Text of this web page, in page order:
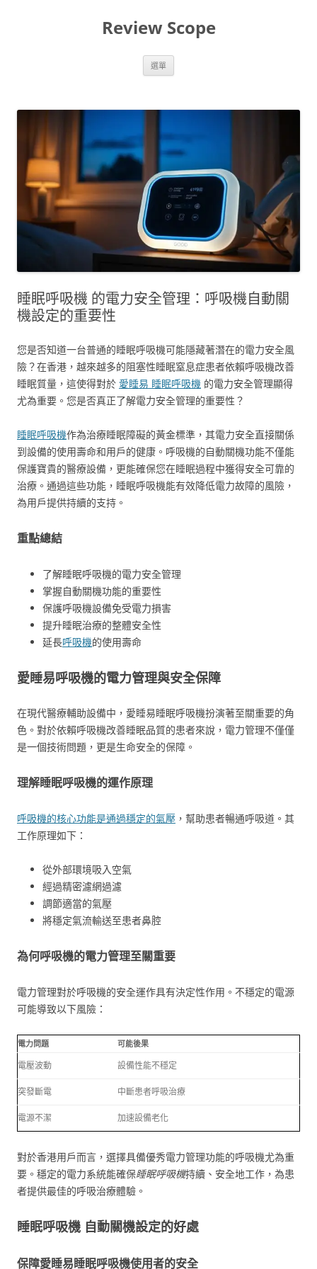
Review Scope
選單
睡眠呼吸機 的電力安全管理：呼吸機自動關
機設定的重要性
您是否知道一台普通的睡眠呼吸機可能隱藏著潛在的電力安全風
險？在香港，越來越多的阻塞性睡眠窒息症患者依賴呼吸機改善
睡眠質量，這使得對於 愛睡易 睡眠呼吸機 的電力安全管理顯得
尤為重要。您是否真正了解電力安全管理的重要性？
睡眠呼吸機作為治療睡眠障礙的黃金標準，其電力安全直接關係
到設備的使用壽命和用戶的健康。 呼吸機的自動關機功能不僅能
保護寶貴的醫療設備，更能確保您在睡眠過程中獲得安全可靠的
治療。通過這些功能，睡眠呼吸機能有效降低電力故障的風險，
為用戶提供持續的支持。
重點總結
了解睡眠呼吸機的電力安全管理
掌握自動關機功能的重要性
保護呼吸機設備免受電力損害
提升睡眠治療的整體安全性
延長呼吸機的使用壽命
愛睡易呼吸機的電力管理與安全保障
在現代醫療輔助設備中，愛睡易睡眠呼吸機扮演著至關重要的角
色。對於依賴呼吸機改善睡眠品質的患者來說，電力管理不僅僅
是一個技術問題，更是生命安全的保障。
理解睡眠呼吸機的運作原理
呼吸機的核心功能是通過穩定的氣壓 ，幫助患者暢通呼吸道。其
工作原理如下：
從外部環境吸入空氣
經過精密濾網過濾
調節適當的氣壓
將穩定氣流輸送至患者鼻腔
為何呼吸機的電力管理至關重要
電力管理對於呼吸機的安全運作具有決定性作用。不穩定的電源
可能導致以下風險：
電力問題 可能後果
電壓波動 設備性能不穩定
突發斷電 中斷患者呼吸治療
電源不潔 加速設備老化
對於香港用戶而言，選擇具備優秀電力管理功能的呼吸機尤為重
要。穩定的電力系統能確保睡眠呼吸機持續、安全地工作，為患
者提供最佳的呼吸治療體驗。
睡眠呼吸機 自動關機設定的好處
保障愛睡易睡眠呼吸機使用者的安全